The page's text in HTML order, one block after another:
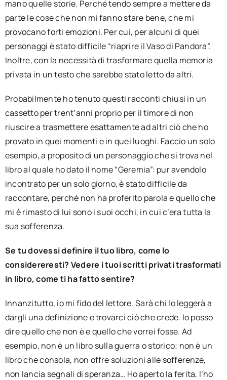
mano quelle storie. Perché tendo sempre a mettere da
parte le cose che non mi fanno stare bene, che mi
provocano forti emozioni. Per cui, per alcuni di quei
personaggi è stato difficile “riaprire il Vaso di Pandora”.
Inoltre, con la necessità di trasformare quella memoria
privata in un testo che sarebbe stato letto da altri.
Probabilmente ho tenuto questi racconti chiusi in un
cassetto per trent’anni proprio per il timore di non
riuscire a trasmettere esattamente ad altri ciò che ho
provato in quei momenti e in quei luoghi. Faccio un solo
esempio, a proposito di un personaggio che si trova nel
libro al quale ho dato il nome “Geremia”: pur avendolo
incontrato per un solo giorno, è stato difficile da
raccontare, perché non ha proferito parola e quello che
mi è rimasto di lui sono i suoi occhi, in cui c’era tutta la
sua sofferenza.
Se tu dovessi definire il tuo libro, come lo
considereresti? Vedere i tuoi scritti privati trasformati
in libro, come ti ha fatto sentire?
Innanzitutto, io mi fido del lettore. Sarà chi lo leggerà a
dargli una definizione e trovarci ciò che crede. Io posso
dire quello che non è e quello che vorrei fosse. Ad
esempio, non è un libro sulla guerra o storico; non è un
libro che consola, non offre soluzioni alle sofferenze,
non lancia segnali di speranza… Ho aperto la ferita, l’ho